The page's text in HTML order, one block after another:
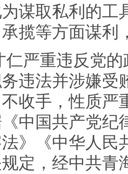
谋取私利的工
揽等方面谋利
重违反党的
违法并涉嫌受
收手，性质严
中国共产党纪
》《中华人民
定，经中共青